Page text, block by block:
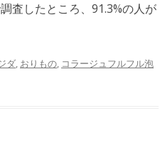
査したところ、91.3%の人が
ダ, おりもの, コラージュフルフル泡